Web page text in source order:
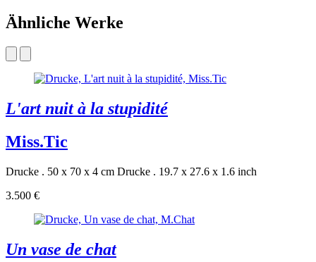
Ähnliche Werke
L'art nuit à la stupidité
Miss.Tic
Drucke . 50 x 70 x 4 cm Drucke . 19.7 x 27.6 x 1.6 inch
3.500 €
Un vase de chat